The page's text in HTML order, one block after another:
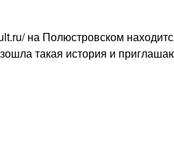
на Полюстровском
такая история и